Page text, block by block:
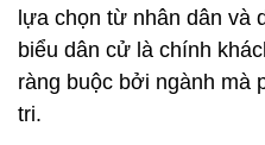
lựa chọn từ nhân dân và
biểu dân cử là chính
ràng buộc bởi ngành mà
tri.